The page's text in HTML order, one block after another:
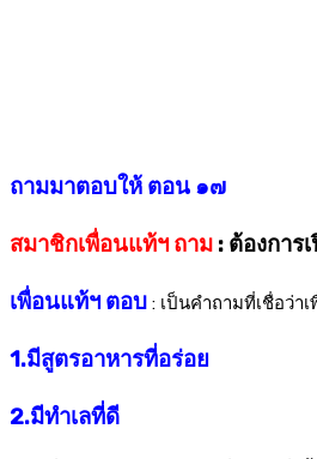
ถามมาตอบให้ ตอน ๑๗
สมาชิกเพื่อนแท้ฯ ถาม : ต้องการ
เพื่อนแท้ฯ ตอบ : เป็นคำถามที่เชื่อว่า
1.มีสูตรอาหารที่อร่อย
2.มีทำเลที่ดี